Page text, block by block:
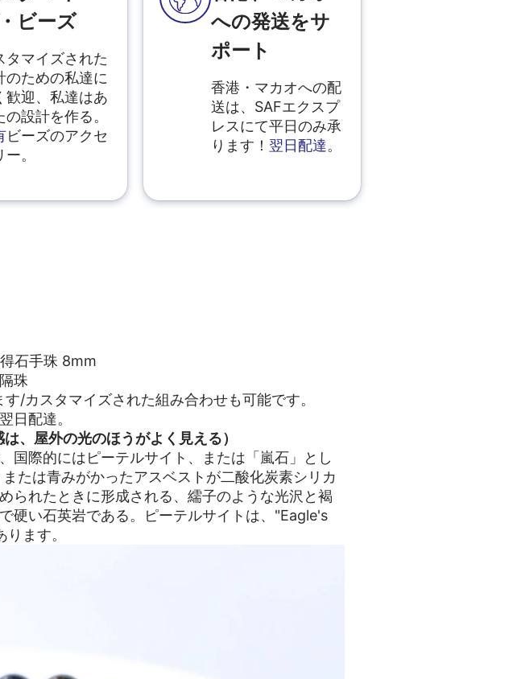
ビーズ
タマイズされた
のための私達に
歓迎、私達はあ
の設計を作る。
ビーズのアクセ
。
への発送をサ
ポート
香港・マカオへの配
送は、SAFエクスプ
レスにて平日のみ承
ります！ 翌日配達。
石手珠 8mm
珠
/カスタマイズされた組み合わせも可能です。
日配達。
、屋外の光のほうがよく見える）
国際的にはピーテルサイト、または「嵐石」とし
たは青みがかったアスベストが二酸化炭素シリカ
られたときに形成される、繻子のような光沢と褐
硬い石英岩である。ピーテルサイトは、"Eagle's
ます。